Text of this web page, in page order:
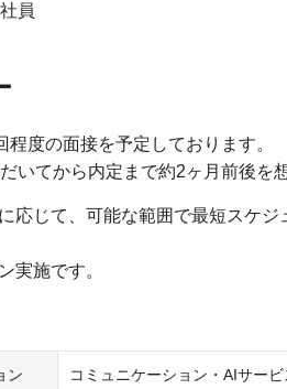
員
程度の面接を予定しております。
いてから内定まで約2ヶ月前後を
応じて、可能な範囲で最短スケ
実施です。
ン コミュニケーション・AIサー